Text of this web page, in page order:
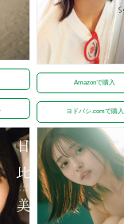
Amazonで購入
ヨドバシ.comで購入